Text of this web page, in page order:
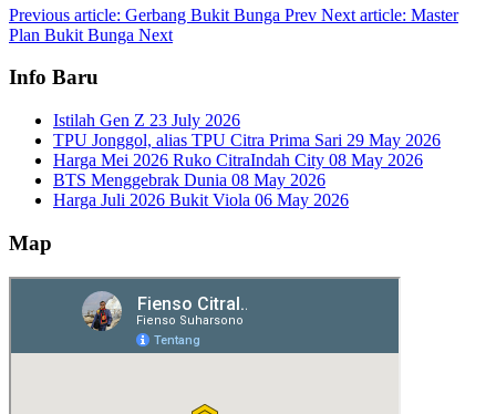
Previous article: Gerbang Bukit Bunga Prev Next article: Master
Plan Bukit Bunga Next
Info Baru
Istilah Gen Z 23 July 2026
TPU Jonggol, alias TPU Citra Prima Sari 29 May 2026
Harga Mei 2026 Ruko CitraIndah City 08 May 2026
BTS Menggebrak Dunia 08 May 2026
Harga Juli 2026 Bukit Viola 06 May 2026
Map